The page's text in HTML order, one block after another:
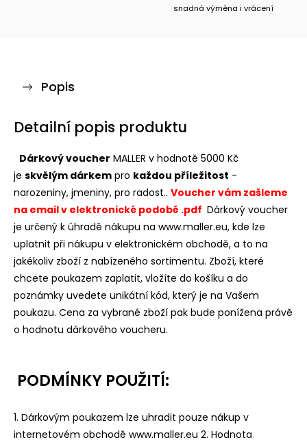
snadná výměna i vrácení
Popis
Detailní popis produktu
Dárkový voucher MALLER v hodnotě 5000 Kč
je skvělým dárkem pro každou příležitost -
narozeniny, jmeniny, pro radost.. Voucher vám zašleme
na email v elektronické podobě .pdf Dárkový voucher
je určený k úhradě nákupu na www.maller.eu, kde lze
uplatnit při nákupu v elektronickém obchodě, a to na
jakékoliv zboží z nabízeného sortimentu. Zboží, které
chcete poukazem zaplatit, vložíte do košíku a do
poznámky uvedete unikátní kód, který je na Vašem
poukazu. Cena za vybrané zboží pak bude ponížena právě
o hodnotu dárkového voucheru.
PODMÍNKY POUŽITÍ:
1. Dárkovým poukazem lze uhradit pouze nákup v
internetovém obchodě www.maller.eu 2. Hodnota